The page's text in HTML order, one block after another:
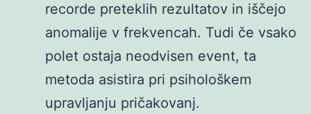
recorde preteklih rezultatov in iščejo
anomalije v frekvencah. Tudi če vsako
polet ostaja neodvisen event, ta
metoda asistira pri psihološkem
upravljanju pričakovanj.